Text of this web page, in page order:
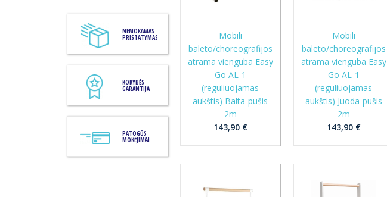
NEMOKAMAS
PRISTATYMAS
KOKYBĖS
GARANTIJA
PATOGŪS
MOKĖJIMAI
Mobili
baleto/choreografijos
atrama vienguba Easy
Go AL-1
(reguliuojamas
aukštis) Balta-pušis
2m
143,90 €
Mobili
baleto/choreografijos
atrama vienguba Easy
Go AL-1
(reguliuojamas
aukštis) Juoda-pušis
2m
143,90 €